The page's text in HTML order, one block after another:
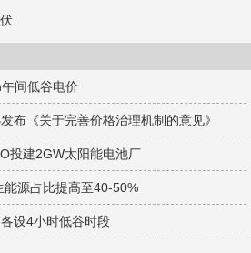
W
e
b
o
d
n
间低谷电价
布《关于完善价格治理机制的意见》
投建2GW太阳能电池厂
能源占比提高至40-50%
设4小时低谷时段